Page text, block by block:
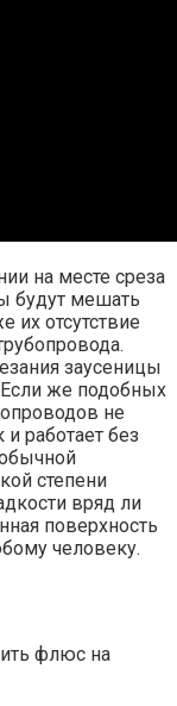
на месте среза
будут мешать
их отсутствие
заусеницы
Если же подобных
не
работает без
степени
вряд ли
поверхность
человеку.
флюс на